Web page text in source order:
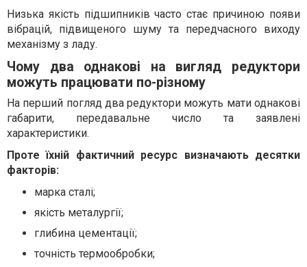
Низька якість підшипників часто стає причиною появи
вібрацій, підвищеного шуму та передчасного виходу
механізму з ладу.
Чому два однакові на вигляд редуктори
можуть працювати по-різному
На перший погляд два редуктори можуть мати однакові
габарити, передавальне число та заявлені
характеристики.
Проте їхній фактичний ресурс визначають десятки
факторів:
марка сталі;
якість металургії;
глибина цементації;
точність термообробки;